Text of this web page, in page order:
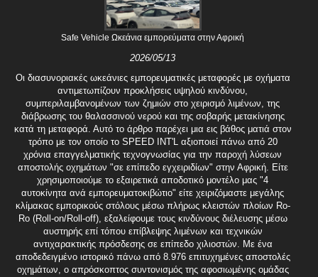
Safe Vehicle Ωκεάνια εμπορεύματα στην Αφρική
2026/05/13
Οι διασυνοριακές ωκεάνιες εμπορευματικές μεταφορές με οχήματα
αντιμετωπίζουν προκλήσεις υψηλού κινδύνου,
συμπεριλαμβανομένων των ζημιών στο χειρισμό λιμένων, της
διάβρωσης του θαλασσινού νερού και της σοβαρής μετακίνησης
κατά τη μεταφορά. Αυτό το άρθρο παρέχει μια εις βάθος ματιά στον
τρόπο με τον οποίο το SPEED INT'L αξιοποιεί πάνω από 20
χρόνια επαγγελματικής τεχνογνωσίας για την παροχή λύσεων
αποστολής οχημάτων "σε επίπεδο εγχειριδίων" στην Αφρική. Είτε
χρησιμοποιούμε το εξαιρετικά αποδοτικό μοντέλο μας "4
αυτοκίνητα ανά εμπορευματοκιβώτιο" είτε χειριζόμαστε μεγάλης
κλίμακας εμπορικούς στόλους μέσω πλήρως κλειστών πλοίων Ro-
Ro (Roll-on/Roll-off), εξαλείφουμε τους κινδύνους διέλευσης μέσω
αυστηρής επί τόπου επίβλεψης λιμένων και τεχνικών
αντιχαρακτικής πρόσδεσης σε επίπεδο χιλιοστών. Με ένα
αποδεδειγμένο ιστορικό πάνω από 8.976 επιτυχημένες αποστολές
οχημάτων, ο απρόσκοπτος συντονισμός της αφοσιωμένης ομάδας